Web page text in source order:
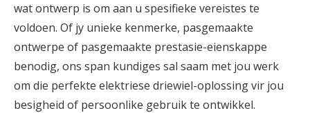
wat ontwerp is om aan u spesifieke vereistes te
voldoen. Of jy unieke kenmerke, pasgemaakte
ontwerpe of pasgemaakte prestasie-eienskappe
benodig, ons span kundiges sal saam met jou werk
om die perfekte elektriese driewiel-oplossing vir jou
besigheid of persoonlike gebruik te ontwikkel.